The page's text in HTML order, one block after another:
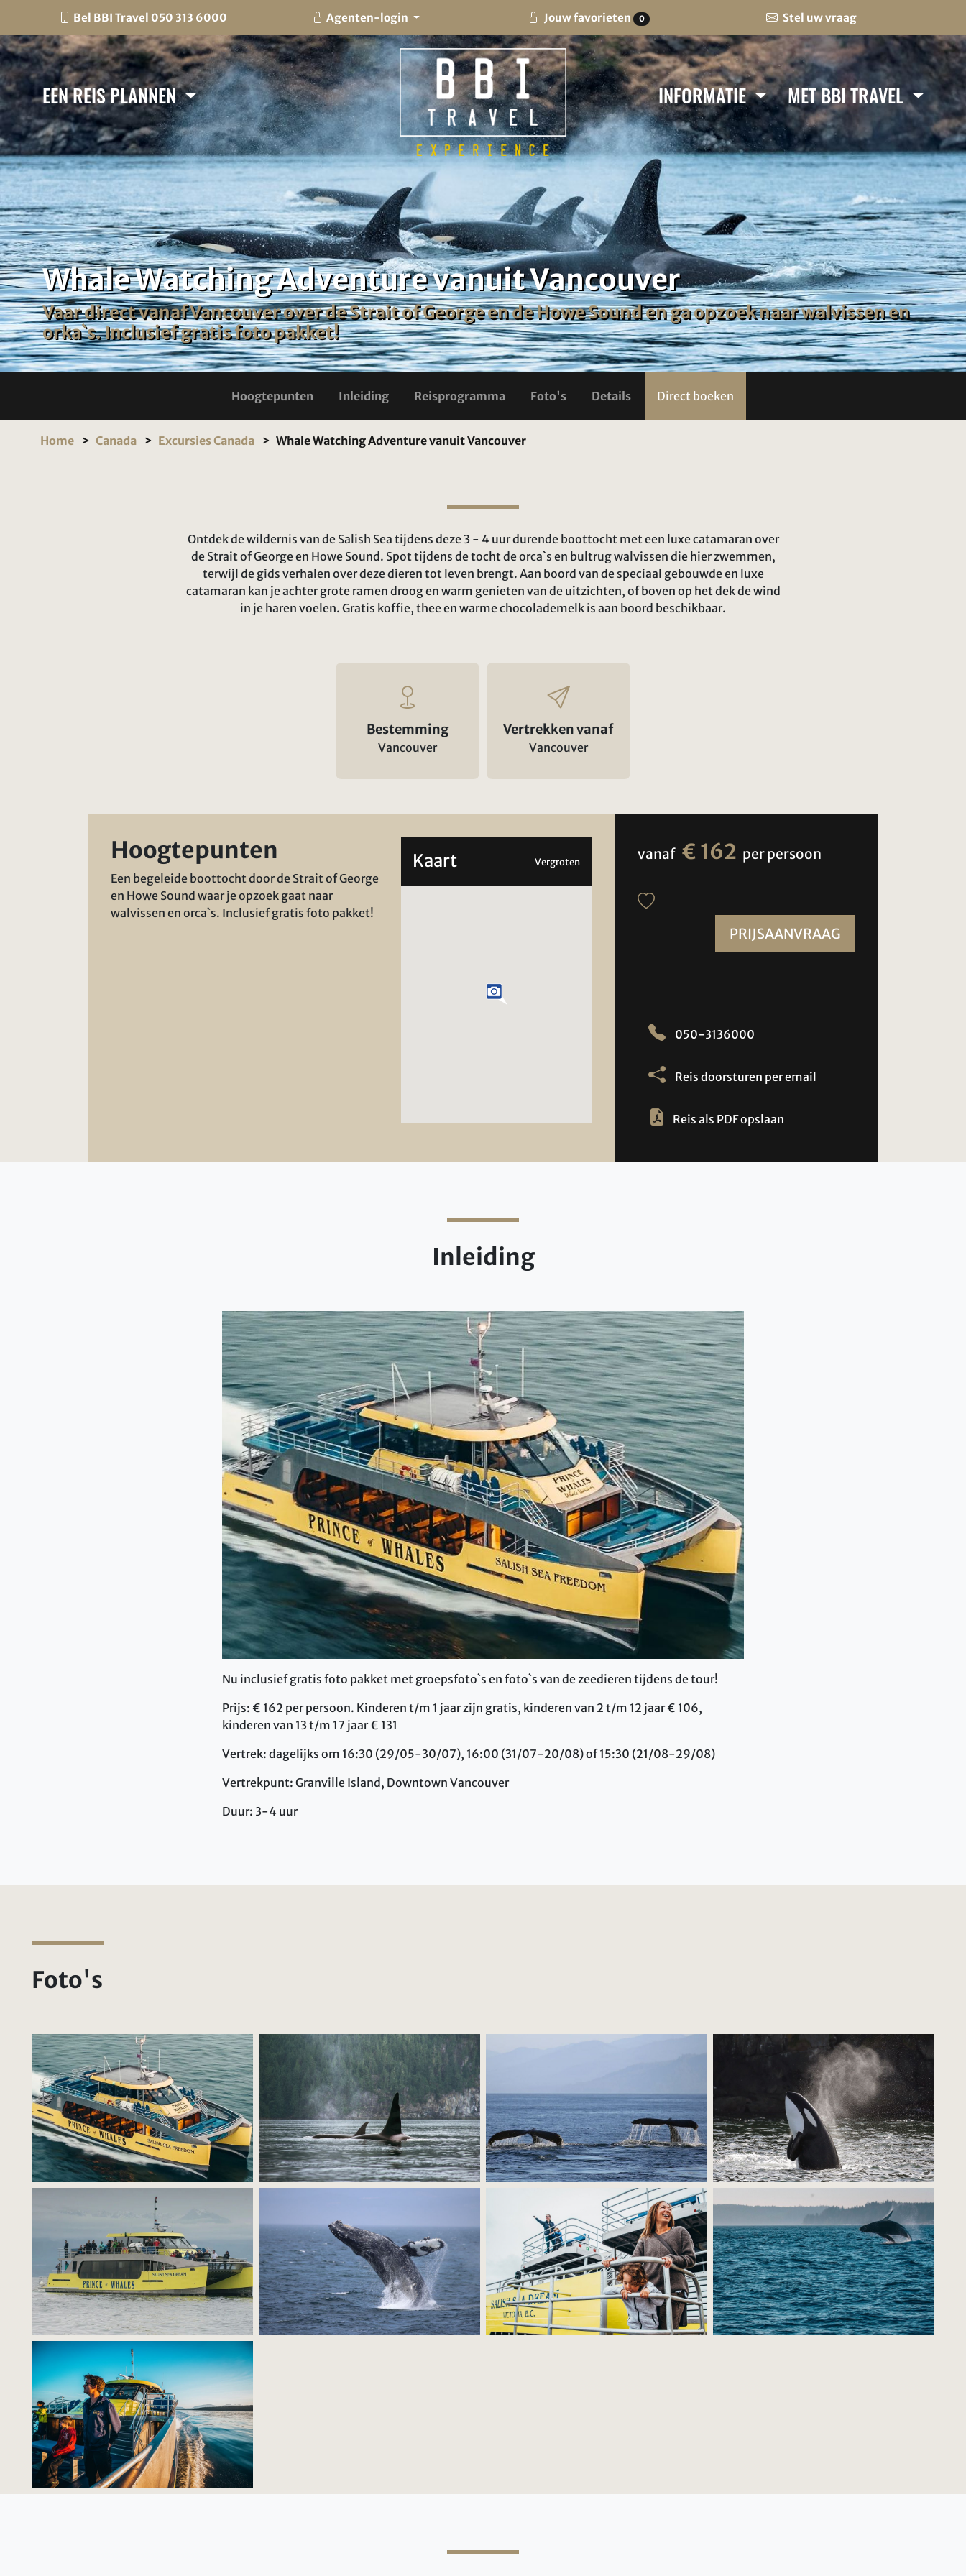
Bel BBI Travel 050 313 6000 Agenten-login Jouw favorieten 0 Stel uw vraag
EEN REIS PLANNEN INFORMATIE MET BBI TRAVEL
Whale Watching Adventure vanuit Vancouver
Vaar direct vanaf Vancouver over de Strait of George en de Howe Sound en ga opzoek naar walvissen en
orka`s. Inclusief gratis foto pakket!
Hoogtepunten Inleiding Reisprogramma Foto's Details Direct boeken
Home Canada Excursies Canada Whale Watching Adventure vanuit Vancouver
Ontdek de wildernis van de Salish Sea tijdens deze 3 - 4 uur durende boottocht met een luxe catamaran over
de Strait of George en Howe Sound. Spot tijdens de tocht de orca`s en bultrug walvissen die hier zwemmen,
terwijl de gids verhalen over deze dieren tot leven brengt. Aan boord van de speciaal gebouwde en luxe
catamaran kan je achter grote ramen droog en warm genieten van de uitzichten, of boven op het dek de wind
in je haren voelen. Gratis koffie, thee en warme chocolademelk is aan boord beschikbaar.
Bestemming
Vancouver
Vertrekken vanaf
Vancouver
Hoogtepunten
Een begeleide boottocht door de Strait of George
en Howe Sound waar je opzoek gaat naar
walvissen en orca`s. Inclusief gratis foto pakket!
Kaart Vergroten vanaf € 162 per persoon
PRIJSAANVRAAG
050-3136000
Reis doorsturen per email
Reis als PDF opslaan
Inleiding
Nu inclusief gratis foto pakket met groepsfoto`s en foto`s van de zeedieren tijdens de tour!
Prijs: € 162 per persoon. Kinderen t/m 1 jaar zijn gratis, kinderen van 2 t/m 12 jaar € 106,
kinderen van 13 t/m 17 jaar € 131
Vertrek: dagelijks om 16:30 (29/05-30/07), 16:00 (31/07-20/08) of 15:30 (21/08-29/08)
Vertrekpunt: Granville Island, Downtown Vancouver
Duur: 3-4 uur
Foto's